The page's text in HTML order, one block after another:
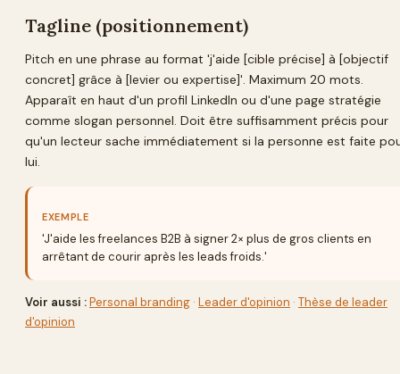
Tagline (positionnement)
Pitch en une phrase au format 'j'aide [cible précise] à [objectif
concret] grâce à [levier ou expertise]'. Maximum 20 mots.
Apparaît en haut d'un profil LinkedIn ou d'une page stratégie
comme slogan personnel. Doit être suffisamment précis pour
qu'un lecteur sache immédiatement si la personne est faite
lui.
EXEMPLE
'J'aide les freelances B2B à signer 2× plus de gros clients en
arrêtant de courir après les leads froids.'
Voir aussi :Personal branding · Leader d'opinion · Thèse de leader
d'opinion